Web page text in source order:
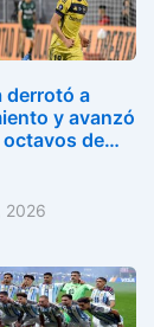
derrotó a
y avanzó
octavos de…
2026